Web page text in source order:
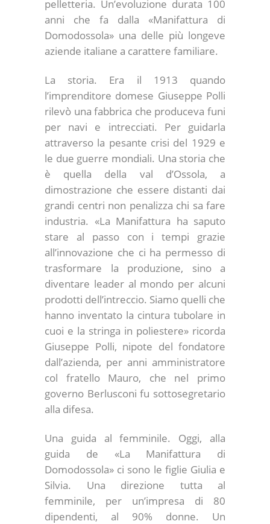
pelletteria. Un’evoluzione durata 100
anni che fa dalla «Manifattura di
Domodossola» una delle più longeve
aziende italiane a carattere familiare.
La storia. Era il 1913 quando
l’imprenditore domese Giuseppe Polli
rilevò una fabbrica che produceva funi
per navi e intrecciati. Per guidarla
attraverso la pesante crisi del 1929 e
le due guerre mondiali. Una storia che
è quella della val d’Ossola, a
dimostrazione che essere distanti dai
grandi centri non penalizza chi sa fare
industria. «La Manifattura ha saputo
stare al passo con i tempi grazie
all’innovazione che ci ha permesso di
trasformare la produzione, sino a
diventare leader al mondo per alcuni
prodotti dell’intreccio. Siamo quelli che
hanno inventato la cintura tubolare in
cuoi e la stringa in poliestere» ricorda
Giuseppe Polli, nipote del fondatore
dall’azienda, per anni amministratore
col fratello Mauro, che nel primo
governo Berlusconi fu sottosegretario
alla difesa.
Una guida al femminile. Oggi, alla
guida de «La Manifattura di
Domodossola» ci sono le figlie Giulia e
Silvia. Una direzione tutta al
femminile, per un’impresa di 80
dipendenti, al 90% donne. Un